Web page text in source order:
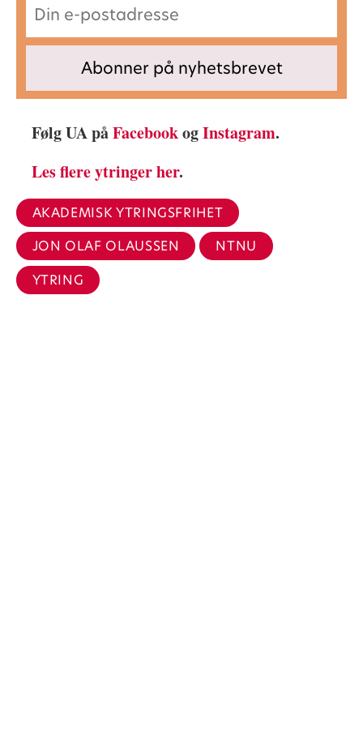
Følg UA påFacebookogInstagram.
Les flere ytringer her.
AKADEMISK YTRINGSFRIHET
JON OLAF OLAUSSEN
NTNU
YTRING